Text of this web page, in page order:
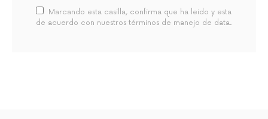
Marcando esta casilla, confirma que ha leido y esta
de acuerdo con nuestros términos de manejo de data.